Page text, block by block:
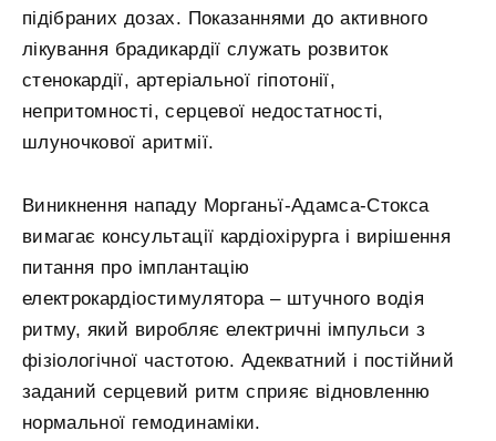
підібраних дозах. Показаннями до активного
лікування брадикардії служать розвиток
стенокардії, артеріальної гіпотонії,
непритомності, серцевої недостатності,
шлуночкової аритмії.
Виникнення нападу Морганьї-Адамса-Стокса
вимагає консультації кардіохірурга і вирішення
питання про імплантацію
електрокардіостимулятора – штучного водія
ритму, який виробляє електричні імпульси з
фізіологічної частотою. Адекватний і постійний
заданий серцевий ритм сприяє відновленню
нормальної гемодинаміки.